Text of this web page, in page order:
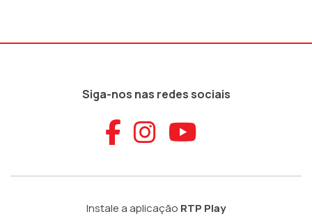
Siga-nos nas redes sociais
Aceder ao
Aceder ao
Aceder
Instale a aplicação RTP Play